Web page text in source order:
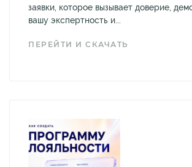
заявки, которое вызывает доверие,
вашу экспертность и...
ПЕРЕЙТИ И СКАЧАТЬ